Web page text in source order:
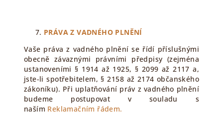
PRÁVA Z VADNÉHO PLNĚNÍ
Vaše práva z vadného plnění se řídí příslušnými
obecně závaznými právními předpisy (zejména
ustanoveními § 1914 až 1925, § 2099 až 2117 a,
jste-li spotřebitelem, § 2158 až 2174 občanského
zákoníku). Při uplatňování práv z vadného plnění
budeme postupovat v souladu s
naším Reklamačním řádem.